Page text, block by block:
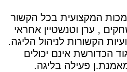
המקצועית בכל הקשור
, ערן וטנשטיין אחראי
הקשורות לניהול הליגה.
הכדורשת אינם יכולים
פעילה בליגה.